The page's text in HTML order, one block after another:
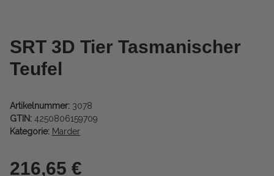
SRT 3D Tier Tasmanischer
Teufel
Artikelnummer: 3078
GTIN: 4250806159709
Kategorie: Marder
216,65 €